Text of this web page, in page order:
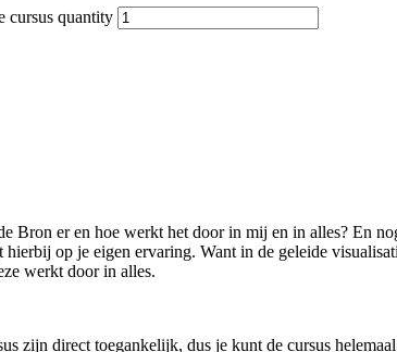
cursus quantity
Bron er en hoe werkt het door in mij en in alles? En
op je eigen ervaring. Want in de geleide
werkt door in alles.
zijn direct toegankelijk, dus je kunt de cursus